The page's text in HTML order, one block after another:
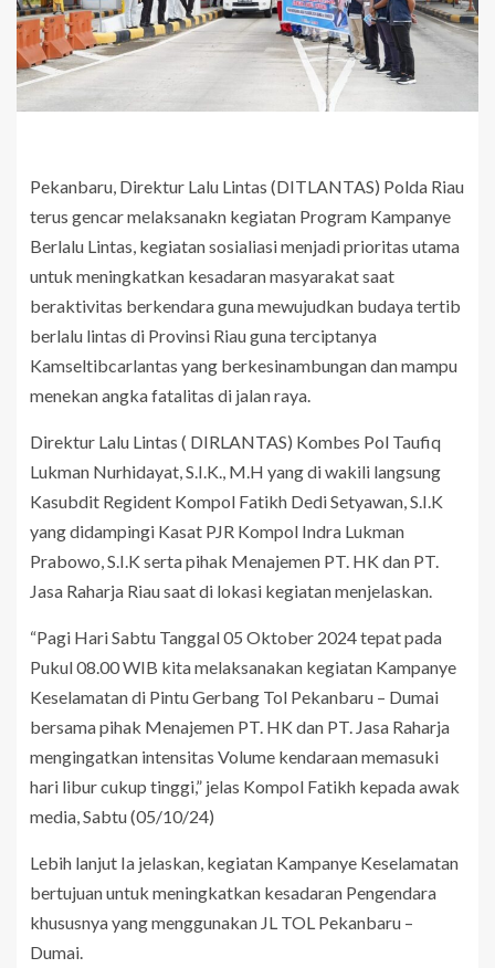
Pekanbaru, Direktur Lalu Lintas (DITLANTAS) Polda Riau
terus gencar melaksanakn kegiatan Program Kampanye
Berlalu Lintas, kegiatan sosialiasi menjadi prioritas utama
untuk meningkatkan kesadaran masyarakat saat
beraktivitas berkendara guna mewujudkan budaya tertib
berlalu lintas di Provinsi Riau guna terciptanya
Kamseltibcarlantas yang berkesinambungan dan mampu
menekan angka fatalitas di jalan raya.
Direktur Lalu Lintas ( DIRLANTAS) Kombes Pol Taufiq
Lukman Nurhidayat, S.I.K., M.H yang di wakili langsung
Kasubdit Regident Kompol Fatikh Dedi Setyawan, S.I.K
yang didampingi Kasat PJR Kompol Indra Lukman
Prabowo, S.I.K serta pihak Menajemen PT. HK dan PT.
Jasa Raharja Riau saat di lokasi kegiatan menjelaskan.
“Pagi Hari Sabtu Tanggal 05 Oktober 2024 tepat pada
Pukul 08.00 WIB kita melaksanakan kegiatan Kampanye
Keselamatan di Pintu Gerbang Tol Pekanbaru – Dumai
bersama pihak Menajemen PT. HK dan PT. Jasa Raharja
mengingatkan intensitas Volume kendaraan memasuki
hari libur cukup tinggi,” jelas Kompol Fatikh kepada awak
media, Sabtu (05/10/24)
Lebih lanjut Ia jelaskan, kegiatan Kampanye Keselamatan
bertujuan untuk meningkatkan kesadaran Pengendara
khususnya yang menggunakan JL TOL Pekanbaru –
Dumai.